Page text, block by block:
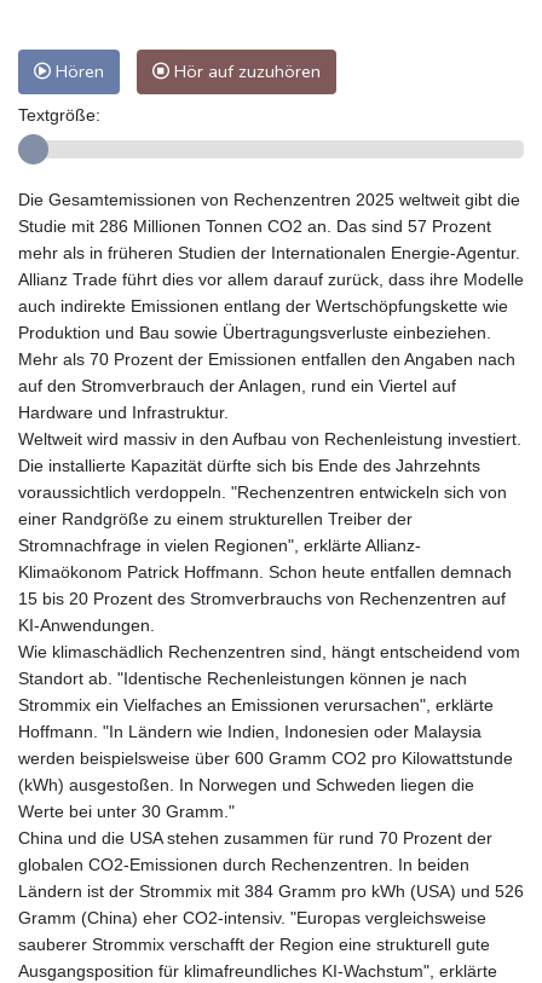
Hören Hör auf zuzuhören
Textgröße:
Die Gesamtemissionen von Rechenzentren 2025 weltweit gibt die
Studie mit 286 Millionen Tonnen CO2 an. Das sind 57 Prozent
mehr als in früheren Studien der Internationalen Energie-Agentur.
Allianz Trade führt dies vor allem darauf zurück, dass ihre Modelle
auch indirekte Emissionen entlang der Wertschöpfungskette wie
Produktion und Bau sowie Übertragungsverluste einbeziehen.
Mehr als 70 Prozent der Emissionen entfallen den Angaben nach
auf den Stromverbrauch der Anlagen, rund ein Viertel auf
Hardware und Infrastruktur.
Weltweit wird massiv in den Aufbau von Rechenleistung investiert.
Die installierte Kapazität dürfte sich bis Ende des Jahrzehnts
voraussichtlich verdoppeln. "Rechenzentren entwickeln sich von
einer Randgröße zu einem strukturellen Treiber der
Stromnachfrage in vielen Regionen", erklärte Allianz-
Klimaökonom Patrick Hoffmann. Schon heute entfallen demnach
15 bis 20 Prozent des Stromverbrauchs von Rechenzentren auf
KI-Anwendungen.
Wie klimaschädlich Rechenzentren sind, hängt entscheidend vom
Standort ab. "Identische Rechenleistungen können je nach
Strommix ein Vielfaches an Emissionen verursachen", erklärte
Hoffmann. "In Ländern wie Indien, Indonesien oder Malaysia
werden beispielsweise über 600 Gramm CO2 pro Kilowattstunde
(kWh) ausgestoßen. In Norwegen und Schweden liegen die
Werte bei unter 30 Gramm."
China und die USA stehen zusammen für rund 70 Prozent der
globalen CO2-Emissionen durch Rechenzentren. In beiden
Ländern ist der Strommix mit 384 Gramm pro kWh (USA) und 526
Gramm (China) eher CO2-intensiv. "Europas vergleichsweise
sauberer Strommix verschafft der Region eine strukturell gute
Ausgangsposition für klimafreundliches KI-Wachstum", erklärte